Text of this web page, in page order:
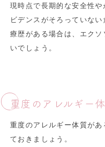
現時点で長期的な安全性
ビデンスがそろっていな
療歴がある場合は、エク
いでしょう。
重度のアレルギー
重度のアレルギー体質が
ておきましょう。